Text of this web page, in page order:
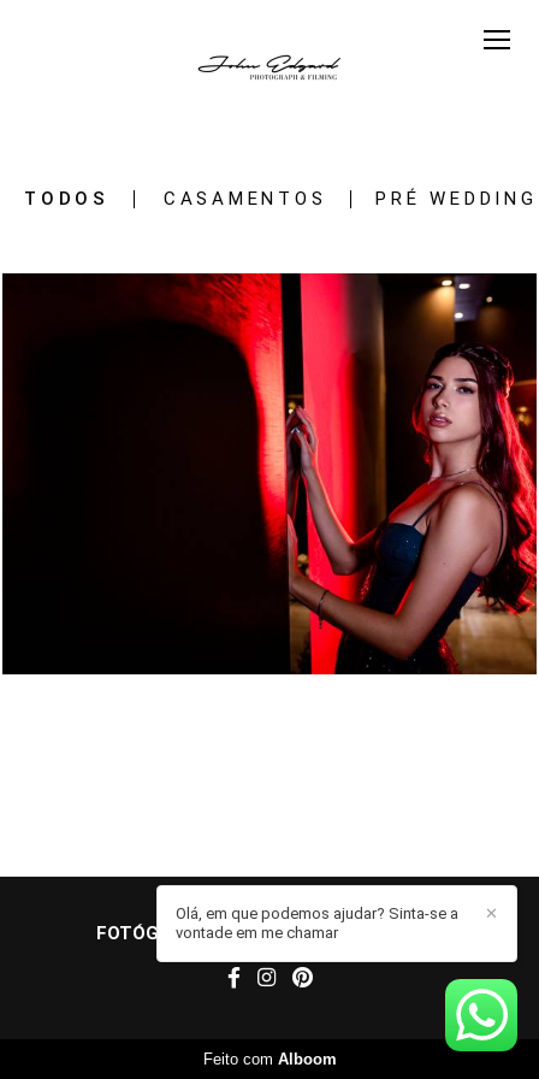
TODOS CASAMENTOS PRÉ WEDDING
1372 44
FOTÓGRAFO JOHN EDGARD/
✕
Olá, em que podemos ajudar? Sinta-se a
vontade em me chamar
Feito com Alboom